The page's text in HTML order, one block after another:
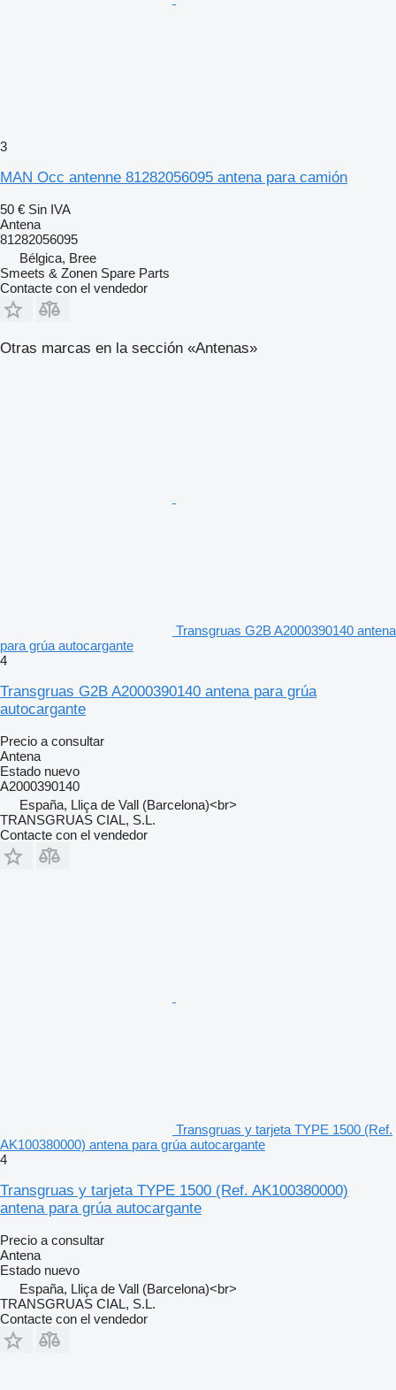
3
MAN Occ antenne 81282056095 antena para camión
50 € Sin IVA
Antena
81282056095
Bélgica, Bree
Smeets & Zonen Spare Parts
Contacte con el vendedor
Otras marcas en la sección «Antenas»
Transgruas G2B A2000390140 antena
para grúa autocargante
4
Transgruas G2B A2000390140 antena para grúa
autocargante
Precio a consultar
Antena
Estado nuevo
A2000390140
España, Lliça de Vall (Barcelona)<br>
TRANSGRUAS CIAL, S.L.
Contacte con el vendedor
Transgruas y tarjeta TYPE 1500 (Ref.
AK100380000) antena para grúa autocargante
4
Transgruas y tarjeta TYPE 1500 (Ref. AK100380000)
antena para grúa autocargante
Precio a consultar
Antena
Estado nuevo
España, Lliça de Vall (Barcelona)<br>
TRANSGRUAS CIAL, S.L.
Contacte con el vendedor